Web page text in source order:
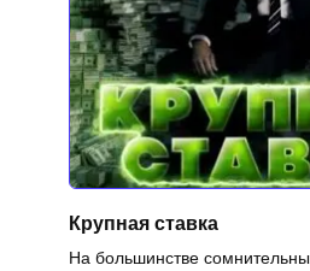
Крупная ставка
На большинстве